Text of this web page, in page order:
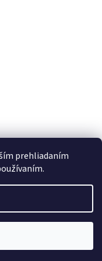
prehliadaním
vyhradené.Upraviť